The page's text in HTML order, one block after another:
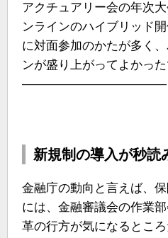
アクチュアリー会の年次
ンラインのハイブリッド
に対面参加のかたが多く
ンが盛り上がってよかった
————————————
新規制の導入が秒読
金融庁の動向と言えば、
には、金融審議会の作業
革の行方が気になるところ